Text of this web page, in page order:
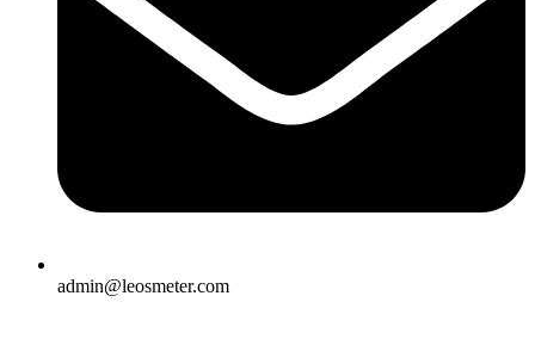
admin@leosmeter.com